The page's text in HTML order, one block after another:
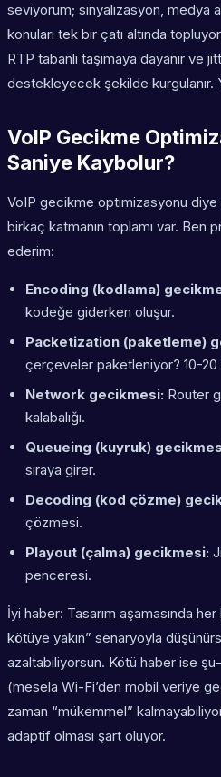
seviyorum; sinyalizasyon, medya
konuları tek bir çatı altında
RTP tabanlı taşımaya dayanır ve
destekleyecek şekilde kurgulanır.
VoIP Gecikme
Saniye Kaybolur?
VoIP gecikme optimizasyonu diye
birkaç katmanın toplamı var. Ben
ederim:
Encoding (kodlama)
kodeğe giderken oluşur.
Packetization (paketleme)
çerçeveler paketleniyor? 10-20
Network gecikmesi: Router
kalabalığı.
Queueing (kuyruk)
sıraya girer.
Decoding (kod çözme)
çözmesi.
Playout (çalma) gecikmesi:
penceresi.
İyi haber: Tasarım aşamasında
kötüye yakın” senaryoyla
azaltabiliyorsun. Kötü haber ise
(mesela Wi-Fi’den mobil veriye
zaman “mükemmel”
adaptif olması şart oluyor.